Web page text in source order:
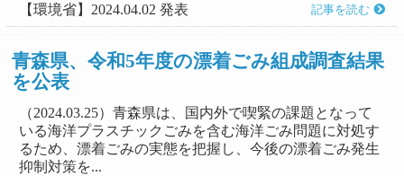
【環境省】2024.04.02 発表
記事を読む
青森県、令和5年度の漂着ごみ組成調査結果
を公表
（2024.03.25）青森県は、国内外で喫緊の課題となって
いる海洋プラスチックごみを含む海洋ごみ問題に対処す
るため、漂着ごみの実態を把握し、今後の漂着ごみ発生
抑制対策を...